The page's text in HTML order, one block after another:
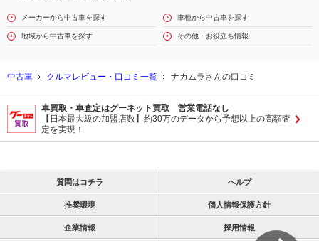
メーカーから中古車を探す 車種から中古車を探す
地域から中古車を探す その他・お役立ち情報
中古車 クルマレビュー・口コミ一覧 ナカムラさんの口コミ
車買取・車査定はグーネット買取 営業電話なし
【日本最大級の加盟店数】約30万のデータから予想以上の高額査
定を実現！
質問はコチラ ヘルプ
推奨環境 個人情報保護方針
企業情報 採用情報